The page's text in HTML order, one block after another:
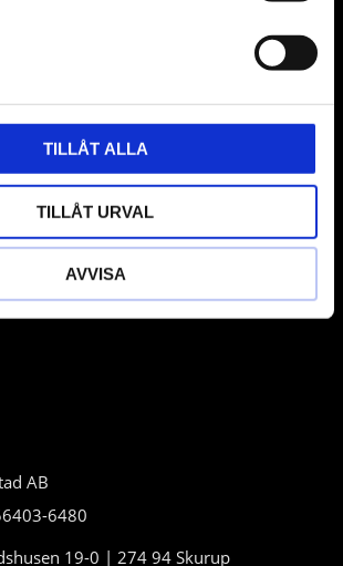
TILLÅT ALLA
TILLÅT URVAL
AVVISA
helst då vi gör vårt yttersta för att hjälpa
AB
6480
19-0 | 274 94 Skurup